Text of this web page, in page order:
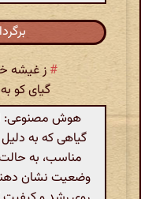
# ز غیشه
گیای کو
هوش مصنوعی:
گیاهی که به
مناسب، به
وضعیت نشان